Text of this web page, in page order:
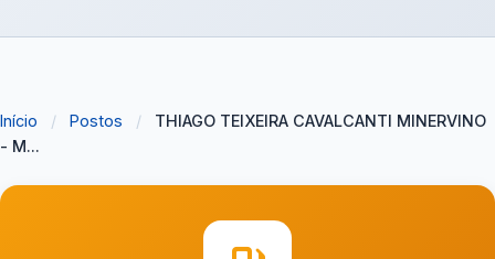
Início / Postos /
THIAGO TEIXEIRA CAVALCANTI MINERVINO
- M...